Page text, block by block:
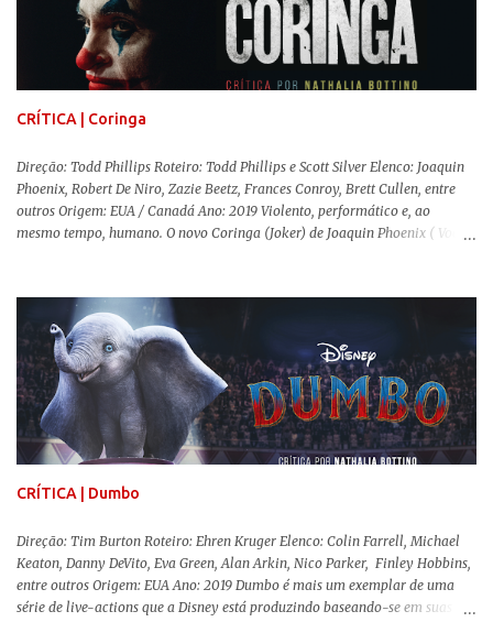
gênero que, para mim, são indispensáveis: ▼ Cabra Marcado para Morrer
(1984) , de Eduardo Coutinho Em 1964, devido ao golpe militar, Eduardo
Coutinho (Edifício Master) teve que abandonar as filmagens do
documentário sobre o assassinato do líder camponês Joã...
CRÍTICA | Coringa
Direção: Todd Phillips Roteiro: Todd Phillips e Scott Silver Elenco: Joaquin
Phoenix, Robert De Niro, Zazie Beetz, Frances Conroy, Brett Cullen, entre
outros Origem: EUA / Canadá Ano: 2019 Violento, performático e, ao
mesmo tempo, humano. O novo Coringa (Joker) de Joaquin Phoenix ( Você
Comics . É importante ressaltar que este não é um filme de herói. E muito
menos de vilão. O longa de Todd Phillips (Se Beber, Não Case!) segue uma
trajetória profunda do reflexo da corrupção da sociedade na vida de um ser
humano, capaz de causar perturbação e desconforto do inicio ao fim da
projeção, e por mais um bom tempo após deixar o cinema. Trata-se de
uma obra difícil de ser "digerida", pois lida com temas sensíveis, como
abuso, doença mental, bullying e violência física. Todo esse turbilhão de
informações molda a mente d...
CRÍTICA | Dumbo
Direção: Tim Burton Roteiro: Ehren Kruger Elenco: Colin Farrell, Michael
Keaton, Danny DeVito, Eva Green, Alan Arkin, Nico Parker, Finley Hobbins,
entre outros Origem: EUA Ano: 2019 Dumbo é mais um exemplar de uma
série de live-actions que a Disney está produzindo baseando-se em suas